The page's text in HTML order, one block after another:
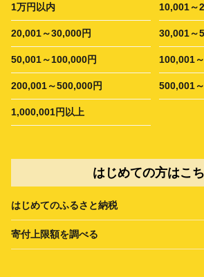
1万円以内 10,001～
20,001～30,000円 30,001～
50,001～100,000円 100,001
200,001～500,000円 500,001
1,000,001円以上
はじめての方はこ
はじめてのふるさと納税
寄付上限額を調べる